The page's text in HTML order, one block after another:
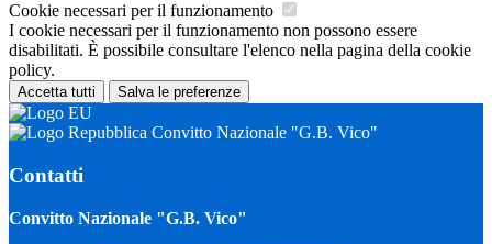
Cookie necessari per il funzionamento
I cookie necessari per il funzionamento non possono essere
disabilitati. È possibile consultare l'elenco nella pagina della cookie
policy.
Accetta tutti Salva le preferenze
Convitto Nazionale "G.B. Vico"
Contatti
Convitto Nazionale "G.B. Vico"